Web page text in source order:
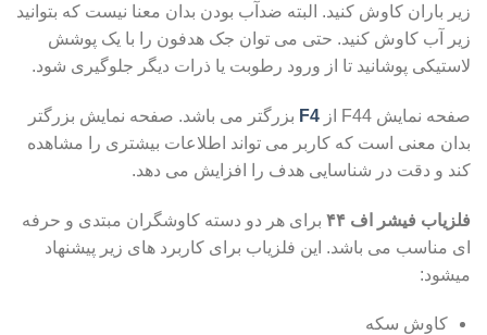
زیر باران کاوش کنید. البته ضدآب بودن بدان معنا نیست که بتوانید
زیر آب کاوش کنید. حتی می توان جک هدفون را با یک پوشش
لاستیکی پوشانید تا از ورود رطوبت یا ذرات دیگر جلوگیری شود.
صفحه نمایش F44 از F4 بزرگتر می باشد. صفحه نمایش بزرگتر
بدان معنی است که کاربر می تواند اطلاعات بیشتری را مشاهده
کند و دقت در شناسایی هدف را افزایش می دهد.
فلزیاب فیشر اف ۴۴
برای هر دو دسته کاوشگران مبتدی و حرفه
ای مناسب می باشد. این فلزیاب برای کاربرد های زیر پیشنهاد
میشود:
کاوش سکه